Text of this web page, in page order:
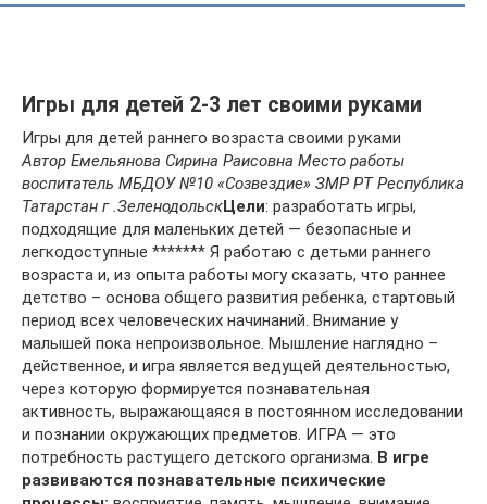
Игры для детей 2-3 лет своими руками
Игры для детей раннего возраста своими руками
Автор Емельянова Сирина Раисовна Место работы
воспитатель МБДОУ №10 «Созвездие» ЗМР РТ Республика
Татарстан г .ЗеленодольскЦели: разработать игры,
подходящие для маленьких детей — безопасные и
легкодоступные ******* Я работаю с детьми раннего
возраста и, из опыта работы могу сказать, что раннее
детство – основа общего развития ребенка, стартовый
период всех человеческих начинаний. Внимание у
малышей пока непроизвольное. Мышление наглядно –
действенное, и игра является ведущей деятельностью,
через которую формируется познавательная
активность, выражающаяся в постоянном исследовании
и познании окружающих предметов. ИГРА — это
потребность растущего детского организма. В игре
развиваются познавательные психические